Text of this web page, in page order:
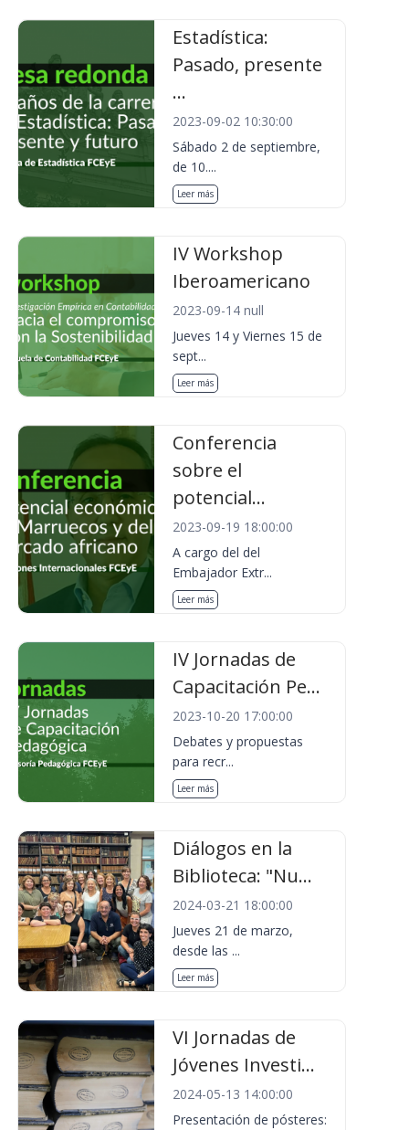
Estadística:
Pasado, presente
...
2023-09-02 10:30:00
Sábado 2 de septiembre,
de 10....
Leer más
IV Workshop
Iberoamericano
2023-09-14 null
Jueves 14 y Viernes 15 de
sept...
Leer más
Conferencia
sobre el
potencial...
2023-09-19 18:00:00
A cargo del del
Embajador Extr...
Leer más
IV Jornadas de
Capacitación Pe...
2023-10-20 17:00:00
Debates y propuestas
para recr...
Leer más
Diálogos en la
Biblioteca: "Nu...
2024-03-21 18:00:00
Jueves 21 de marzo,
desde las ...
Leer más
VI Jornadas de
Jóvenes Investi...
2024-05-13 14:00:00
Presentación de pósteres: